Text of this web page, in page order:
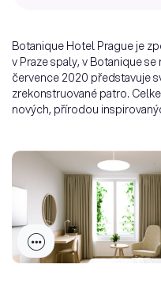
Botanique Hotel Prague je
v Praze spaly, v Botanique
července 2020 představuje
zrekonstruované patro.
nových, přírodou